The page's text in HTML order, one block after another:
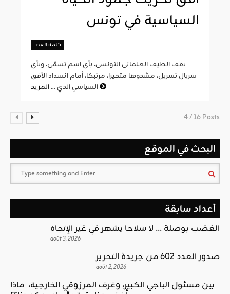
السياسية في تونس
كلمة العدد
يقف الطيف العلماني التونسي، بأي اسم تسمّى، وبأي
سربال تسربل، مشدوها متحيرا، مرتبكا، أمام انسداد الأفق
السياسي الذي ...
4 / 16 Posts
البحث في الموقع
أعداد سابقة
الغضب بوصلة … لا سلاحا يشهر في غير الإتجاه
août 3, 2026
صدور العدد 602 من جريدة التحرير
août 2, 2026
بين مسئول الباجي الكبير، وغرف المرزوقي الخارجية، ماذا